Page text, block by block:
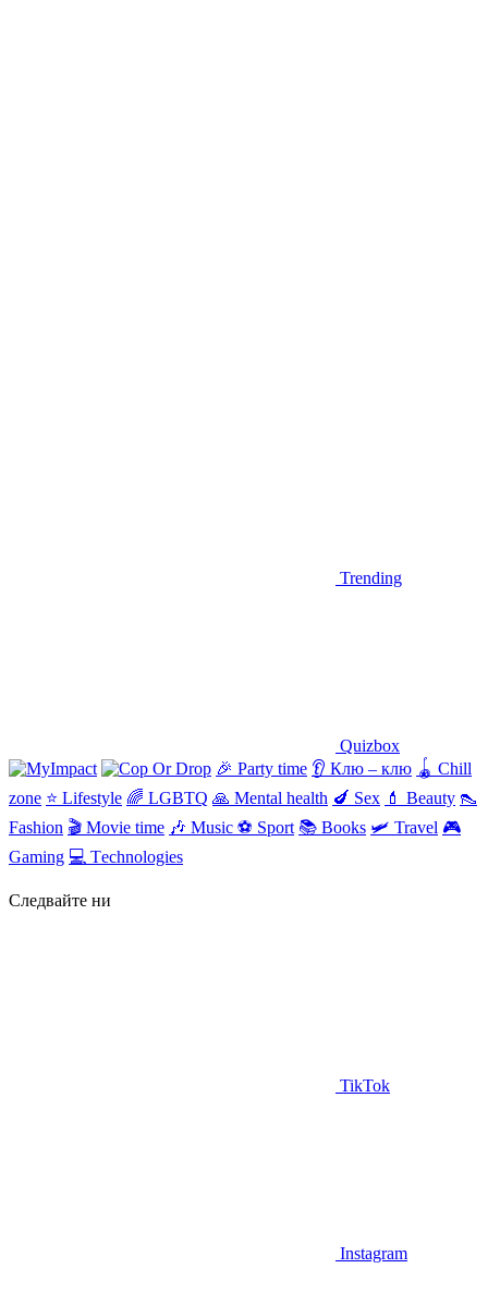
Trending
Quizbox
🎉 Party time 👂 Клю – клю 🪀 Chill
zone ⭐ Lifestyle 🌈 LGBTQ 🙏 Mental health 🍆 Sex 💄 Beauty 👠
Fashion 🎬 Movie time 🎶 Music ⚽ Sport 📚 Books 🛩 Travel 🎮
Gaming 💻 Тechnologies
Следвайте ни
TikTok
Instagram